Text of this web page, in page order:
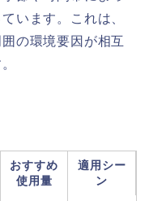
います。これは、
の環境要因が相互
おすすめ
使用量
適用シー
ン